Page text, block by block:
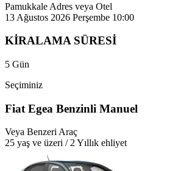
Pamukkale Adres veya Otel
13 Ağustos 2026 Perşembe 10:00
KİRALAMA SÜRESİ
5 Gün
Seçiminiz
Fiat Egea Benzinli Manuel
Veya Benzeri Araç
25 yaş ve üzeri / 2 Yıllık ehliyet